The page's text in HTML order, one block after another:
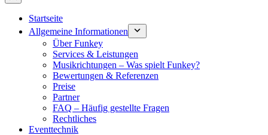
Ergebnisse
Startseite
Allgemeine Informationen
Über Funkey
Services & Leistungen
Musikrichtungen – Was spielt Funkey?
Bewertungen & Referenzen
Preise
Partner
FAQ – Häufig gestellte Fragen
Rechtliches
Eventtechnik